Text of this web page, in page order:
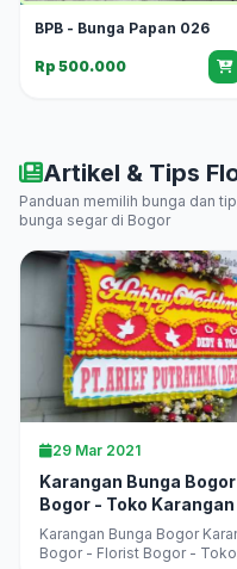
BPB - Bunga Papan 026
Rp 500.000
Artikel & Tips
Panduan memilih bunga dan
bunga segar di Bogor
29 Mar 2021
Karangan Bunga
Bogor - Toko
Karangan Bunga Bogor
Bogor - Florist Bogor - Toko